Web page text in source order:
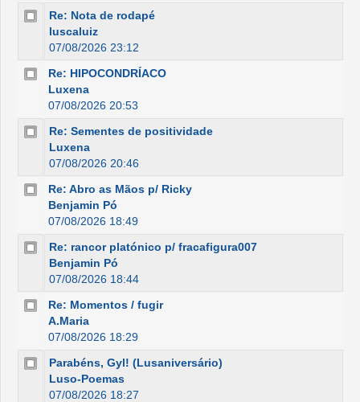
Re: Nota de rodapé
luscaluiz
07/08/2026 23:12
Re: HIPOCONDRÍACO
Luxena
07/08/2026 20:53
Re: Sementes de positividade
Luxena
07/08/2026 20:46
Re: Abro as Mãos p/ Ricky
Benjamin Pó
07/08/2026 18:49
Re: rancor platónico p/ fracafigura007
Benjamin Pó
07/08/2026 18:44
Re: Momentos / fugir
A.Maria
07/08/2026 18:29
Parabéns, Gyl! (Lusaniversário)
Luso-Poemas
07/08/2026 18:27